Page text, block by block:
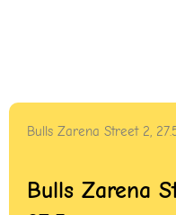
Bulls Zarena Street 2,
Bulls Zarena